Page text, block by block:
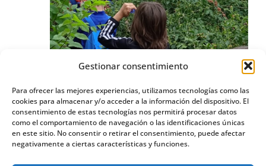
Gestionar consentimiento
Para ofrecer las mejores experiencias, utilizamos tecnologías como las
cookies para almacenar y/o acceder a la información del dispositivo. El
consentimiento de estas tecnologías nos permitirá procesar datos
como el comportamiento de navegación o las identificaciones únicas
en este sitio. No consentir o retirar el consentimiento, puede afectar
negativamente a ciertas características y funciones.